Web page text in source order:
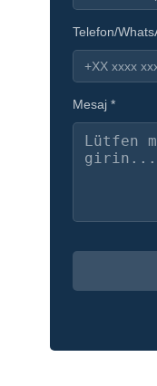
Telefon/
Mesaj *